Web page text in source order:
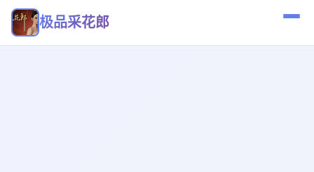
极品采花郎